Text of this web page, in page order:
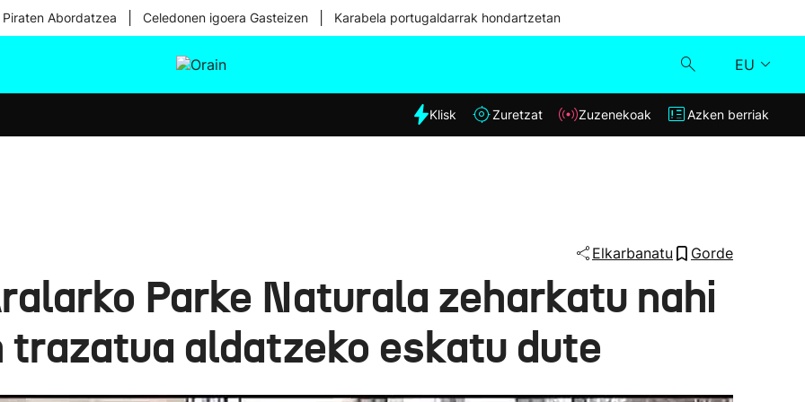
Abordatzea Celedonen igoera Gasteizen Karabela portugaldarrak hondartzetan
EU
Eguraldia
Klisk
Azken berriak
Klisk Zuretzat Zuzenekoak Azken berriak
Elkarbanatu Gorde
Parke Naturala zeharkatu nahi
trazatua aldatzeko eskatu dute